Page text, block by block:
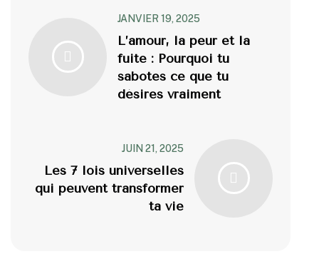
JANVIER 19, 2025
L’amour, la peur et la
fuite : Pourquoi tu
sabotes ce que tu
désires vraiment
JUIN 21, 2025
Les 7 lois universelles
qui peuvent transformer
ta vie